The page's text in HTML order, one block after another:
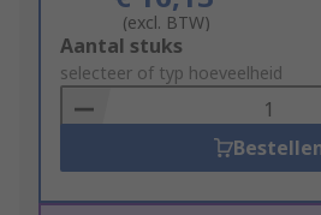
(excl. BTW)
Add
to
Basket
Aantal stuks
selecteer of typ hoeveelheid